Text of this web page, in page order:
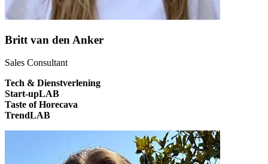
Britt van den Anker
Sales Consultant
Tech & Dienstverlening
Start-upLAB
Taste of Horecava
TrendLAB